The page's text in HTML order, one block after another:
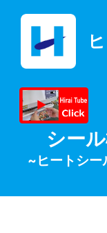
シー
~ヒートシー